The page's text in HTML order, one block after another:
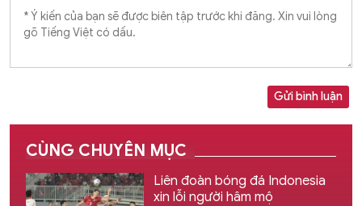
Gửi bình luận
CÙNG CHUYÊN MỤC
Liên đoàn bóng đá Indonesia
xin lỗi người hâm mộ